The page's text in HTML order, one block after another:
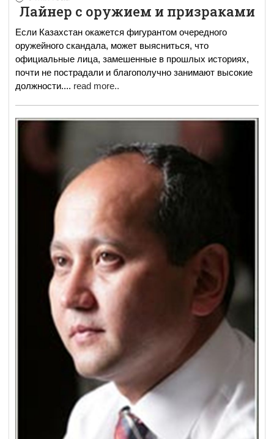
Лайнер с оружием и призраками
Если Казахстан окажется фигурантом очередного
оружейного скандала, может выясниться, что
официальные лица, замешенные в прошлых историях,
почти не пострадали и благополучно занимают высокие
должности.... read more..